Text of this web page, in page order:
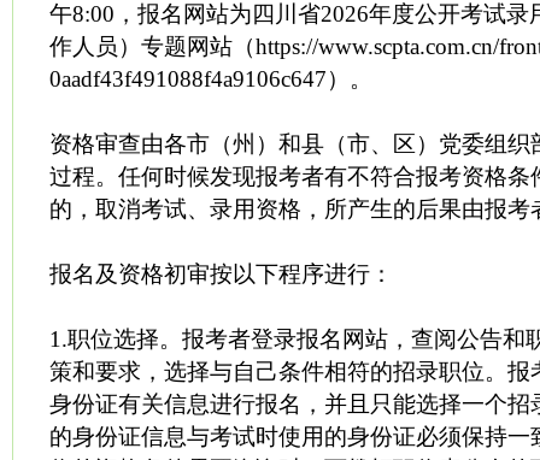
午8:00，报名网站为四川省2026年度公开考试
作人员）专题网站（https://www.scpta.com.cn/
0aadf43f491088f4a9106c647）。
资格审查由各市（州）和县（市、区）党委组织
过程。任何时候发现报考者有不符合报考资格条
的，取消考试、录用资格，所产生的后果由报考
报名及资格初审按以下程序进行：
1.职位选择。报考者登录报名网站，查阅公告和
策和要求，选择与自己条件相符的招录职位。报
身份证有关信息进行报名，并且只能选择一个招
的身份证信息与考试时使用的身份证必须保持一